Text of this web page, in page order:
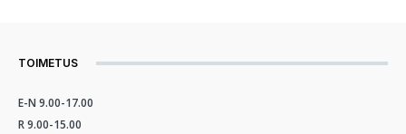
TOIMETUS
E-N 9.00-17.00
R 9.00-15.00